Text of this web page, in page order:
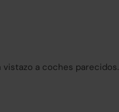
a coches parecidos.